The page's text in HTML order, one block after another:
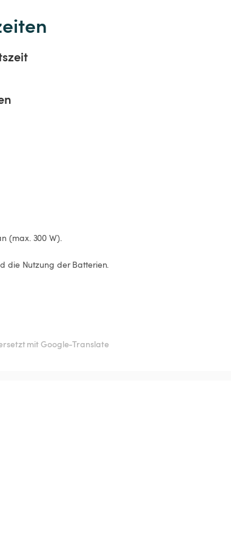
(max. 300 W).
die Nutzung der Batterien.
mit Google-Translate